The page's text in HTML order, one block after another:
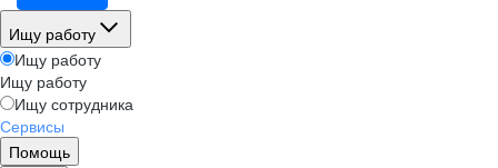
Ищу работу
Ищу работу
Ищу работу
Ищу сотрудника
Сервисы
Помощь